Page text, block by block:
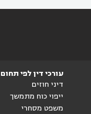
עורכי דין לפי תחום
דיני חוזים
ייפוי כוח מתמשך
משפט מסחרי